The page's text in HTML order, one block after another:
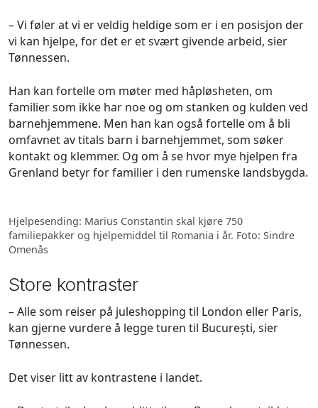
– Vi føler at vi er veldig heldige som er i en posisjon der
vi kan hjelpe, for det er et svært givende arbeid, sier
Tønnessen.
Han kan fortelle om møter med håpløsheten, om
familier som ikke har noe og om stanken og kulden ved
barnehjemmene. Men han kan også fortelle om å bli
omfavnet av titals barn i barnehjemmet, som søker
kontakt og klemmer. Og om å se hvor mye hjelpen fra
Grenland betyr for familier i den rumenske landsbygda.
Hjelpesending: Marius Constantin skal kjøre 750
familiepakker og hjelpemiddel til Romania i år. Foto: Sindre
Omenås
Store kontraster
– Alle som reiser på juleshopping til London eller Paris,
kan gjerne vurdere å legge turen til București, sier
Tønnessen.
Det viser litt av kontrastene i landet.